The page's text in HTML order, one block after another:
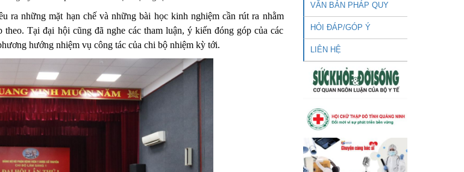
ra những mặt hạn chế và những bài học kinh nghiệm cần rút ra nhằm
Tại đại hội cũng đã nghe các tham luận, ý kiến đóng góp của các
hướng nhiệm vụ công tác của chi bộ nhiệm kỳ tới.
VĂN BẢN PHÁP QUY
HỎI ĐÁP/GÓP Ý
LIÊN HỆ